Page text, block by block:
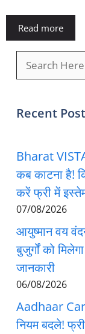
Read more
Recent Post
Bharat
कब काटना है!
करें फ्री में
07/08/2026
आयुष्मान वय
बुजुर्गों को
जानकारी
06/08/2026
Aadhaar
नियम बदले!